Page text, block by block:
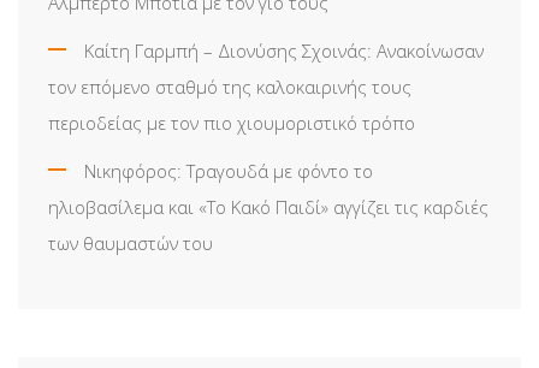
Καίτη Γαρμπή – Διονύσης Σχοινάς: Ανακοίνωσαν
τον επόμενο σταθμό της καλοκαιρινής τους
περιοδείας με τον πιο χιουμοριστικό τρόπο
Νικηφόρος: Τραγουδά με φόντο το
ηλιοβασίλεμα και «Το Κακό Παιδί» αγγίζει τις καρδιές
των θαυμαστών του